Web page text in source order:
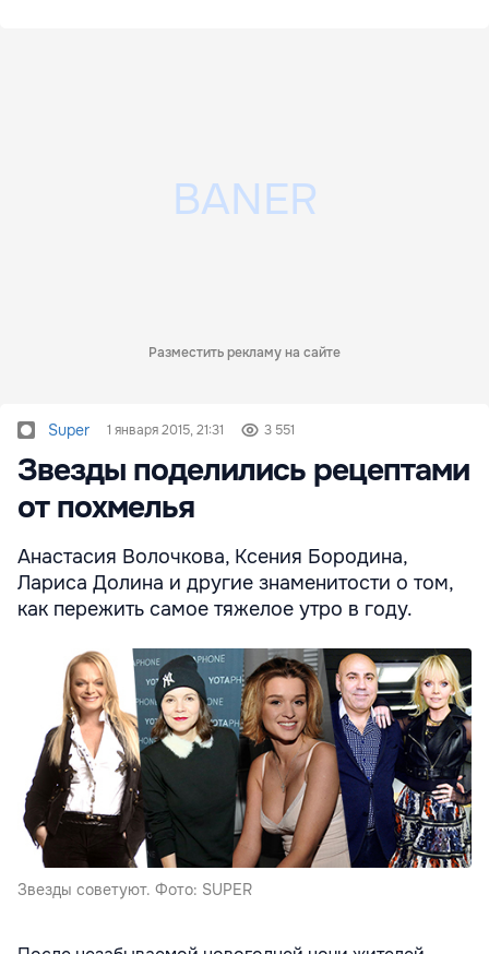
Разместить рекламу на сайте
Super 1 января 2015, 21:31 3 551
Звезды поделились рецептами
от похмелья
Анастасия Волочкова, Ксения Бородина,
Лариса Долина и другие знаменитости о том,
как пережить самое тяжелое утро в году.
Звезды советуют. Фото: SUPER